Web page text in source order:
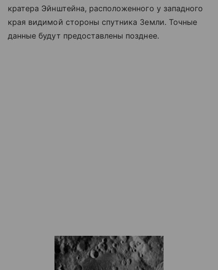
кратера Эйнштейна, расположенного у западного
края видимой стороны спутника Земли. Точные
данные будут предоставлены позднее.